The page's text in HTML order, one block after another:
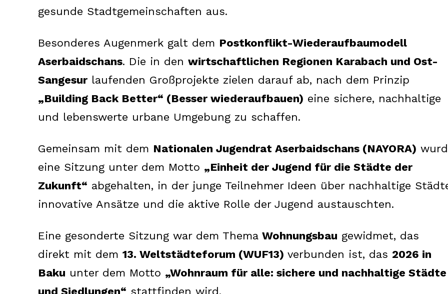
News Week
Magazine PRO
Company
Contact us
gesunde Stadtgemeinschaften aus.
Besonderes Augenmerk galt dem Postkonflikt-Wiederaufbaumodell
Aserbaidschans. Die in den wirtschaftlichen Regionen Karabach und Ost-
Sangesur laufenden Großprojekte zielen darauf ab, nach dem Prinzip
„Building Back Better“ (Besser wiederaufbauen) eine sichere, nachhaltige
und lebenswerte urbane Umgebung zu schaffen.
Gemeinsam mit dem Nationalen Jugendrat Aserbaidschans (NAYORA)
eine Sitzung unter dem Motto „Einheit der Jugend für die Städte der
Zukunft“ abgehalten, in der junge Teilnehmer Ideen über nachhaltige
innovative Ansätze und die aktive Rolle der Jugend austauschten.
Eine gesonderte Sitzung war dem Thema Wohnungsbau gewidmet, das
direkt mit dem 13. Weltstädteforum (WUF13) verbunden ist, das 2026 in
Baku unter dem Motto „Wohnraum für alle: sichere und nachhaltige Städte
und Siedlungen“ stattfinden wird.